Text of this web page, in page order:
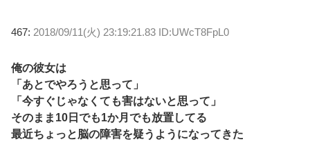
467: 2018/09/11(火) 23:19:21.83 ID:UWcT8FpL0
俺の彼女は
「あとでやろうと思って」
「今すぐじゃなくても害はないと思って」
そのまま10日でも1か月でも放置してる
最近ちょっと脳の障害を疑うようになってきた